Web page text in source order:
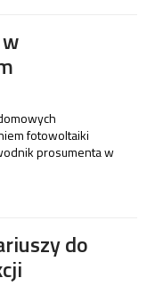
fotowoltaiki
prosumenta w
do